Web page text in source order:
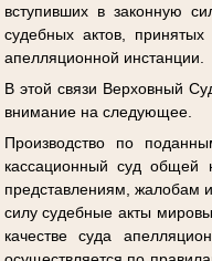
вступивших в законную
судебных актов,
апелляционной инстанции.
В этой связи Верховный
внимание на следующее.
Производство по
кассационный суд общей
представлениям, жалобам
силу судебные акты
качестве суда